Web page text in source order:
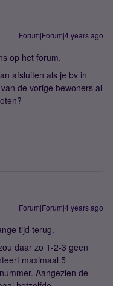
Forum|Forum|4 years ago
op het forum.
afsluiten als je bv in
de vorige bewoners al
Forum|Forum|4 years ago
tijd terug.
daar zo 1-2-3 geen
maximaal 5
Aangezien de